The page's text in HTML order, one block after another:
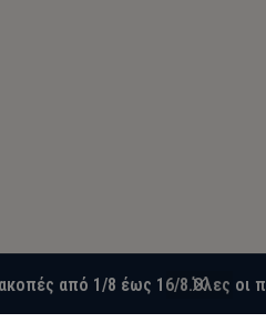
από 1/8 έως 16/8.Όλες οι